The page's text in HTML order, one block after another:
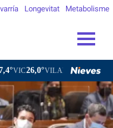
Longevitat Metabolisme
DEL PENEDÈS26,2°